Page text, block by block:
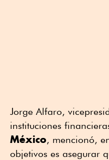
Jorge Alfaro,
instituciones
México, mencionó,
objetivos es asegurar